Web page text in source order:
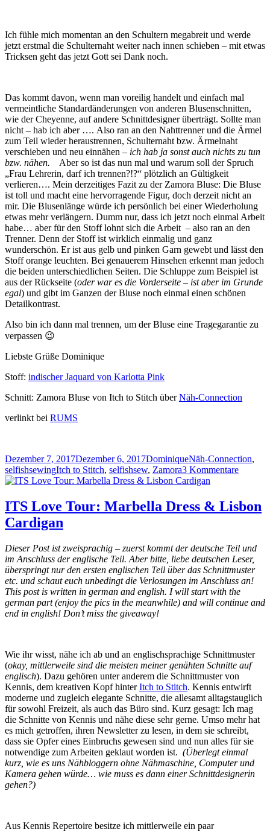
Ich fühle mich momentan an den Schultern megabreit und werde
jetzt erstmal die Schulternaht weiter nach innen schieben – mit etwas
Tricksen geht das jetzt Gott sei Dank noch.
Das kommt davon, wenn man voreilig handelt und einfach mal
vermeintliche Standardänderungen von anderen Blusenschnitten,
wie der Cheyenne, auf andere Schnittdesigner überträgt. Sollte man
nicht – hab ich aber …. Also ran an den Nahttrenner und die Ärmel
zum Teil wieder heraustrennen, Schulternaht bzw. Ärmelnaht
verschieben und neu einnähen – ich hab ja sonst auch nichts zu tun
bzw. nähen.
Aber so ist das nun mal und warum soll der Spruch
„Frau Lehrerin, darf ich trennen?!?“ plötzlich an Gültigkeit
verlieren…. Mein derzeitiges Fazit zu der Zamora Bluse: Die Bluse
ist toll und macht eine hervorragende Figur, doch derzeit nicht an
mir. Die Blusenlänge würde ich persönlich bei einer Wiederholung
etwas mehr verlängern. Dumm nur, dass ich jetzt noch einmal Arbeit
habe… aber für den Stoff lohnt sich die Arbeit – also ran an den
Trenner. Denn der Stoff ist wirklich einmalig und ganz
wunderschön. Er ist aus gelb und pinken Garn gewebt und lässt den
Stoff orange leuchten. Bei genauerem Hinsehen erkennt man jedoch
die beiden unterschiedlichen Seiten. Die Schluppe zum Beispiel ist
aus der Rückseite (oder war es die Vorderseite – ist aber im Grunde
egal) und gibt im Ganzen der Bluse noch einmal einen schönen
Detailkontrast.
Also bin ich dann mal trennen, um der Bluse eine Tragegarantie zu
verpassen 😉
Liebste Grüße Dominique
Stoff: indischer Jaquard von Karlotta Pink
Schnitt: Zamora Bluse von Itch to Stitch überNäh-Connection
verlinkt bei RUMS
Veröffentlicht
am
Dezember 7, 2017Dezember 6, 2017Autor
DominiqueKategorien
Näh-Connection,
selfishsewingSchlagwörter
Itch to Stitch, selfishsew, Zamora3 Kommentarezu
ITS Love Tour: Marbella Dress & Lisbon
Cardigan
Dieser Post ist zweisprachig – zuerst kommt der deutsche Teil und
im Anschluss der englische Teil. Aber bitte, liebe deutschen Leser,
überspringt nur den ersten englischen Teil über das Schnittmuster
etc. und schaut euch unbedingt die Verlosungen im Anschluss an!
This post is written in german and english. I will start with the
german part (enjoy the pics in the meanwhile) and will continue and
end in english! Don’t miss the giveaway!
Wie ihr wisst, nähe ich ab und an englischsprachige Schnittmuster
(okay, mittlerweile sind die meisten meiner genähten Schnitte auf
englisch). Dazu gehören unter anderem die Schnittmuster von
Kennis, dem kreativen Kopf hinterItch to Stitch. Kennis entwirft
moderne und zugleich elegante Schnitte, die allesamt alltagstauglich
für sowohl Freizeit, als auch das Büro sind. Kurz gesagt: Ich mag
die Schnitte von Kennis und nähe diese sehr gerne. Umso mehr hat
es mich getroffen, ihren Newsletter zu lesen, in dem sie schreibt,
dass sie Opfer eines Einbruchs gewesen sind und nun alles für sie
notwendige zum Arbeiten geklaut worden ist. (Überlegt einmal
kurz, wie es uns Nähbloggern ohne Nähmaschine, Computer und
Kamera gehen würde… wie muss es dann einer Schnittdesignerin
gehen?)
Aus Kennis Repertoire besitze ich mittlerweile ein paar